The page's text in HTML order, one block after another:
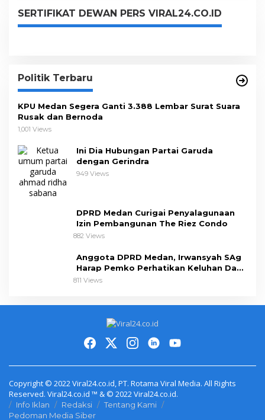
SERTIFIKAT DEWAN PERS VIRAL24.CO.ID
Politik Terbaru
KPU Medan Segera Ganti 3.388 Lembar Surat Suara
Rusak dan Bernoda
1,001 Views
Ini Dia Hubungan Partai Garuda
dengan Gerindra
949 Views
DPRD Medan Curigai Penyalagunaan
Izin Pembangunan The Riez Condo
882 Views
Anggota DPRD Medan, Irwansyah SAg
Harap Pemko Perhatikan Keluhan Dapil
III
811 Views
Copyright © 2022 Viral24.co.id, PT. Rotama Viral Media. All Rights
Reserved. Viral24.co.id ™ & © 2022 Viral24.co.id.
Info Iklan Redaksi
Tentang Kami
Pedoman Media Siber